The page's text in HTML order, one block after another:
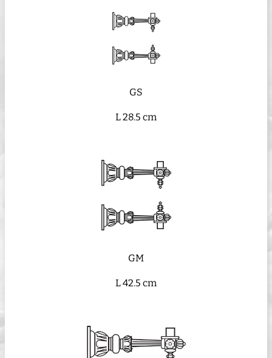
GS
L 28.5 cm
GM
L 42.5 cm